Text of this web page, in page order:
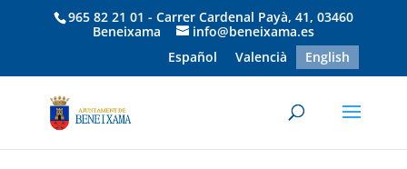
965 82 21 01 - Carrer Cardenal Payà, 41, 03460
Beneixama
info@beneixama.es
Español
Valencià English